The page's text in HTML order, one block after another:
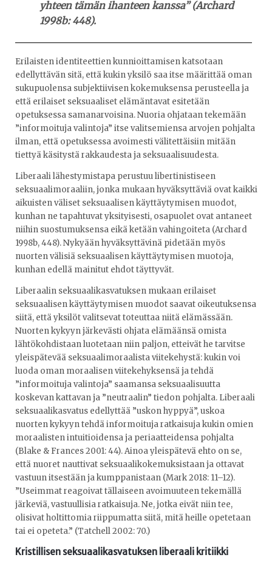
yhteen tämän ihanteen kanssa” (Archard
1998b: 448).
Erilaisten identiteettien kunnioittamisen katsotaan
edellyttävän sitä, että kukin yksilö saa itse määrittää oman
sukupuolensa subjektiivisen kokemuksensa perusteella ja
että erilaiset seksuaaliset elämäntavat esitetään
opetuksessa samanarvoisina. Nuoria ohjataan tekemään
”informoituja valintoja” itse valitsemiensa arvojen pohjalta
ilman, että opetuksessa avoimesti välitettäisiin mitään
tiettyä käsitystä rakkaudesta ja seksuaalisuudesta.
Liberaali lähestymistapa perustuu libertinistiseen
seksuaalimoraaliin, jonka mukaan hyväksyttäviä ovat kaikki
aikuisten väliset seksuaalisen käyttäytymisen muodot,
kunhan ne tapahtuvat yksityisesti, osapuolet ovat antaneet
niihin suostumuksensa eikä ketään vahingoiteta (Archard
1998b, 448). Nykyään hyväksyttävinä pidetään myös
nuorten välisiä seksuaalisen käyttäytymisen muotoja,
kunhan edellä mainitut ehdot täyttyvät.
Liberaalin seksuaalikasvatuksen mukaan erilaiset
seksuaalisen käyttäytymisen muodot saavat oikeutuksensa
siitä, että yksilöt valitsevat toteuttaa niitä elämässään.
Nuorten kykyyn järkevästi ohjata elämäänsä omista
lähtökohdistaan luotetaan niin paljon, etteivät he tarvitse
yleispätevää seksuaalimoraalista viitekehystä: kukin voi
luoda oman moraalisen viitekehyksensä ja tehdä
”informoituja valintoja” saamansa seksuaalisuutta
koskevan kattavan ja ”neutraalin” tiedon pohjalta. Liberaali
seksuaalikasvatus edellyttää ”uskon hyppyä”, uskoa
nuorten kykyyn tehdä informoituja ratkaisuja kukin omien
moraalisten intuitioidensa ja periaatteidensa pohjalta
(Blake & Frances 2001: 44). Ainoa yleispätevä ehto on se,
että nuoret nauttivat seksuaalikokemuksistaan ja ottavat
vastuun itsestään ja kumppanistaan (Mark 2018: 11–12).
”Useimmat reagoivat tällaiseen avoimuuteen tekemällä
järkeviä, vastuullisia ratkaisuja. Ne, jotka eivät niin tee,
olisivat holtittomia riippumatta siitä, mitä heille opetetaan
tai ei opeteta.” (Tatchell 2002: 70.)
Kristillisen seksuaalikasvatuksen liberaali kritiikki